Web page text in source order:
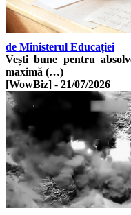
de Ministerul Educației
Vești bune pentru
maximă (…)
[WowBiz] - 21/07/2026